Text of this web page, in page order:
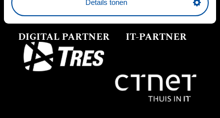
Details tonen
DIGITAL PARTNER IT-PARTNER